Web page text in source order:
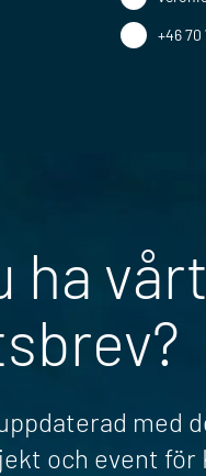
+46 70
ha vårt
med
och event för